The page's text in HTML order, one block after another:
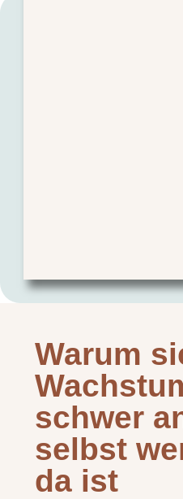
Warum
schwer
selbst
da ist